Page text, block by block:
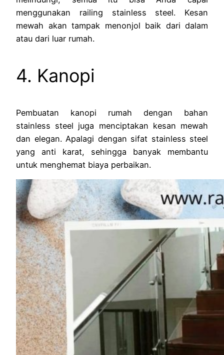
menggunakan railing stainless steel. Kesan
mewah akan tampak menonjol baik dari dalam
atau dari luar rumah.
4. Kanopi
Pembuatan kanopi rumah dengan bahan
stainless steel juga menciptakan kesan mewah
dan elegan. Apalagi dengan sifat stainless steel
yang anti karat, sehingga banyak membantu
untuk menghemat biaya perbaikan.